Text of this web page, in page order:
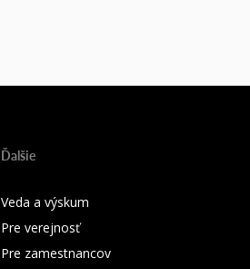
Ďalšie
Veda a výskum
Pre verejnosť
Pre zamestnancov